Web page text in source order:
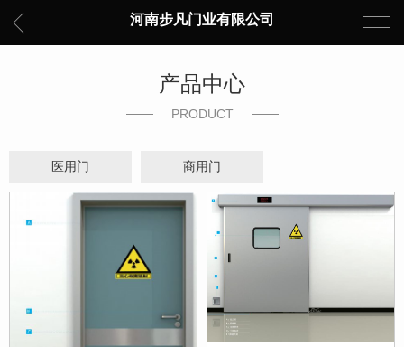
河南步凡门业有限公司
产品中心
PRODUCT
医用门 商用门